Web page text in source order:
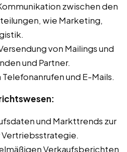
zwischen den
wie Marketing,
von Mailings und
und Partner.
und E-Mails.
und Markttrends zur
Verkaufsberichten